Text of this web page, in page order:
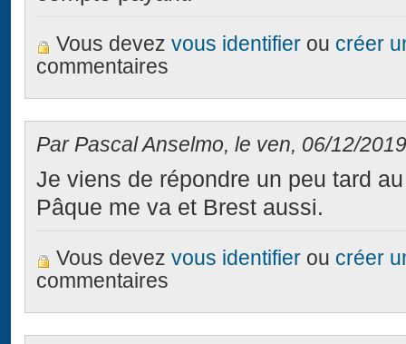
Vous devezvous identifier ou créer
commentaires
Par Pascal Anselmo, le ven, 06/12/
Je viens de répondre un peu tard
Pâque me va et Brest aussi.
Vous devezvous identifier ou créer
commentaires